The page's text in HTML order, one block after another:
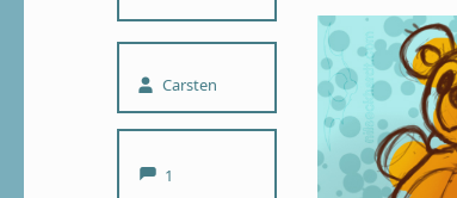
Written by:
Carsten
1